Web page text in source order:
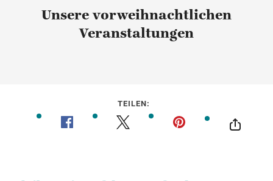
Unsere vorweihnachtlichen
Veranstaltungen
TEILEN: